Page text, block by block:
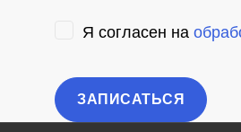
Я согласен на